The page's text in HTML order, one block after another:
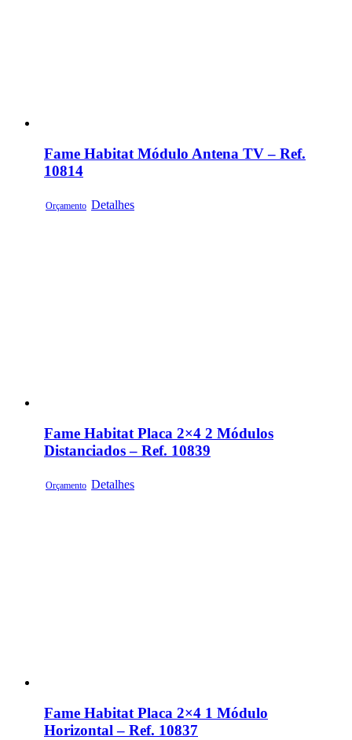
Fame Habitat Módulo Antena TV – Ref.
10814
Orçamento Detalhes
Fame Habitat Placa 2×4 2 Módulos
Distanciados – Ref. 10839
Orçamento Detalhes
Fame Habitat Placa 2×4 1 Módulo
Horizontal – Ref. 10837